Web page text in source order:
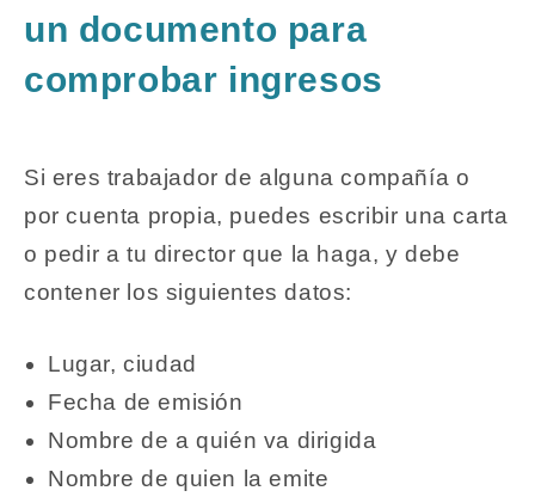
un documento para
comprobar ingresos
Si eres trabajador de alguna compañía o
por cuenta propia, puedes escribir una carta
o pedir a tu director que la haga, y debe
contener los siguientes datos:
Lugar, ciudad
Fecha de emisión
Nombre de a quién va dirigida
Nombre de quien la emite